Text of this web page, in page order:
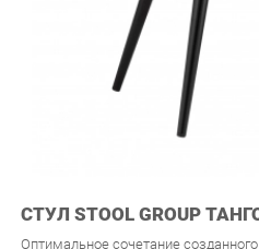
СТУЛ STOOL GROUP
Оптимальное сочетание созданного
практичности достигается за счет
линий и комплектующих материалов